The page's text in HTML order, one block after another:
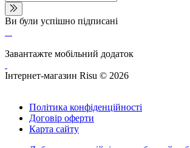
Ви були успішно підписані
Завантажте мобільний додаток
Інтернет-магазин Risu © 2026
Політика конфіденційності
Договір оферти
Карта сайту